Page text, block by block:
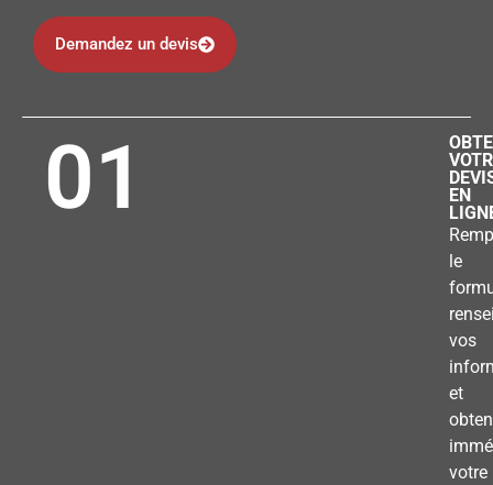
Demandez un devis
01
EN
le
vos
et
votre